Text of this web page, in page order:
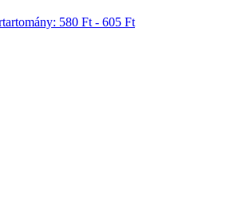
580 Ft - 605 Ft